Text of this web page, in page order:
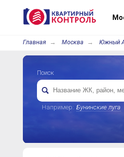
Главная Москва Южный
Поиск
Например: Бунинские луга